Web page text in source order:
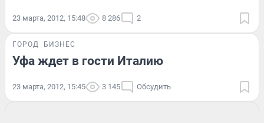
23 марта, 2012, 15:48 8 286 2
ГОРОД БИЗНЕС
Уфа ждет в гости Италию
23 марта, 2012, 15:45 3 145 Обсудить